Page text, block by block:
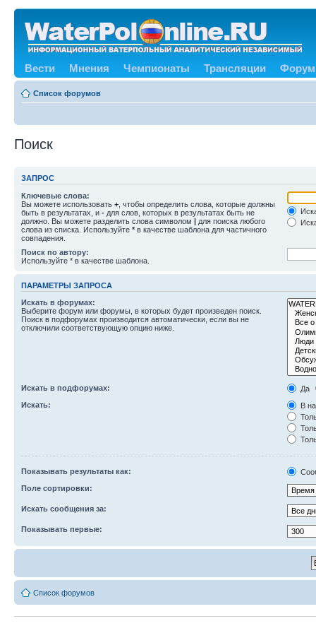
Вести Мнения Чемпионаты Трансляции Форум
Список форумов
Поиск
ЗАПРОС
Ключевые слова:
Вы можете использовать + , чтобы определить слова, которые должны
быть в результатах, и - для слов, которых в результатах быть не
должно. Вы можете разделить слова символом | для поиска любого
слова из списка. Используйте * в качестве шаблона для частичного
совпадения.
Поиск по автору:
Используйте * в качестве шаблона.
ПАРАМЕТРЫ ЗАПРОСА
Искать в форумах:
Выберите форум или форумы, в которых будет произведен поиск.
Поиск в подфорумах производится автоматически, если вы не
отключили соответствующую опцию ниже.
Искать в подфорумах:
Да
Искать:
В
Показывать результаты как:
Поле сортировки:
Искать сообщения за:
Показывать первые:
Список форумов